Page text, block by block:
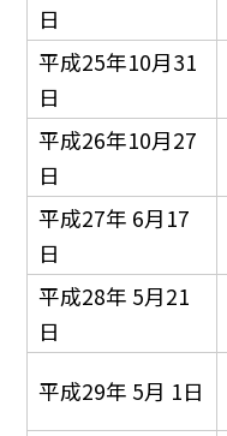
日
平成25年10月31
日
平成26年10月27
日
平成27年 6月17
日
平成28年 5月21
日
平成29年 5月 1日